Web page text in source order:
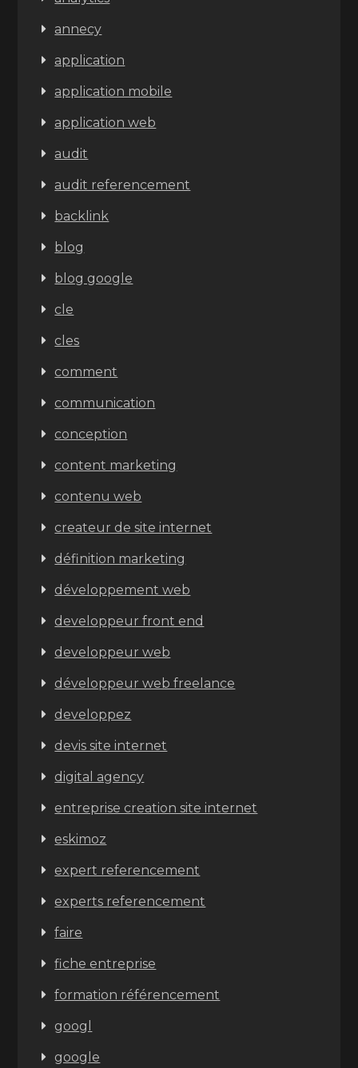
annecy
application
application mobile
application web
audit
audit referencement
backlink
blog
blog google
cle
cles
comment
communication
conception
content marketing
contenu web
createur de site internet
définition marketing
développement web
developpeur front end
developpeur web
développeur web freelance
developpez
devis site internet
digital agency
entreprise creation site internet
eskimoz
expert referencement
experts referencement
faire
fiche entreprise
formation référencement
googl
google